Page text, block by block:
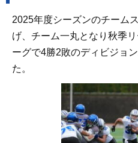
2025年度シーズンのチーム
げ、チーム一丸となり秋季
ーグで4勝2敗のディビジョ
た。